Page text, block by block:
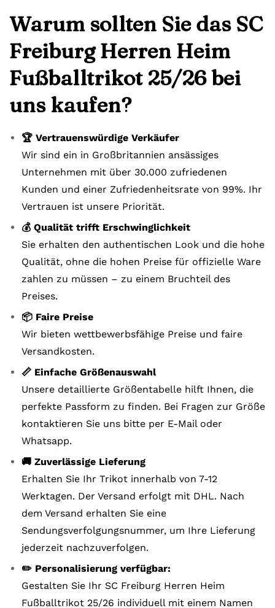
Warum sollten Sie das SC
Freiburg Herren Heim
Fußballtrikot 25/26 bei
uns kaufen?
🏆 Vertrauenswürdige Verkäufer
Wir sind ein in Großbritannien ansässiges
Unternehmen mit über 30.000 zufriedenen
Kunden und einer Zufriedenheitsrate von 99%. Ihr
Vertrauen ist unsere Priorität.
💰 Qualität trifft Erschwinglichkeit
Sie erhalten den authentischen Look und die hohe
Qualität, ohne die hohen Preise für offizielle Ware
zahlen zu müssen – zu einem Bruchteil des
Preises.
📦 Faire Preise
Wir bieten wettbewerbsfähige Preise und faire
Versandkosten.
📏 Einfache Größenauswahl
Unsere detaillierte Größentabelle hilft Ihnen, die
perfekte Passform zu finden. Bei Fragen zur Größe
kontaktieren Sie uns bitte per E-Mail oder
Whatsapp.
🚚 Zuverlässige Lieferung
Erhalten Sie Ihr Trikot innerhalb von 7-12
Werktagen. Der Versand erfolgt mit DHL. Nach
dem Versand erhalten Sie eine
Sendungsverfolgungsnummer, um Ihre Lieferung
jederzeit nachzuverfolgen.
✏️ Personalisierung verfügbar:
Gestalten Sie Ihr SC Freiburg Herren Heim
Fußballtrikot 25/26 individuell mit einem Namen